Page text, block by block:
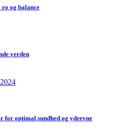
og balance
verden
for optimal sundhed og ydeevne